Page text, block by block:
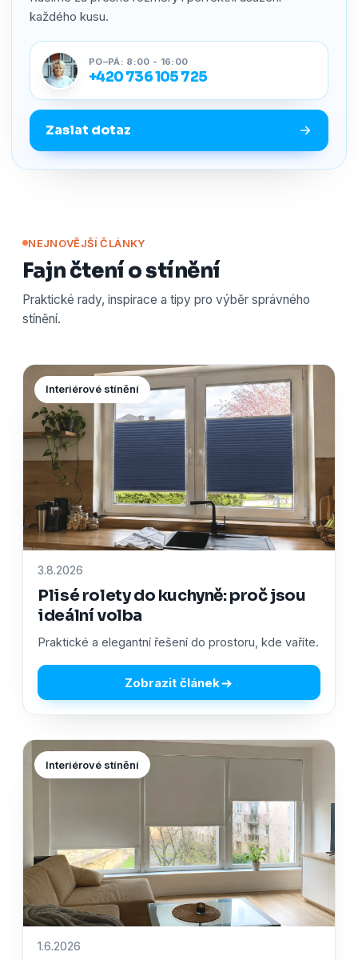
každého kusu.
PO–PÁ: 8:00 - 16:00
+420 736 105 725
Zaslat dotaz
NEJNOVĚJŠÍ ČLÁNKY
Fajn čtení o stínění
Praktické rady, inspirace a tipy pro výběr správného
stínění.
Interiérové stínění
3.8.2026
Plisé rolety do kuchyně: proč jsou
ideální volba
Praktické a elegantní řešení do prostoru, kde vaříte.
Zobrazit článek
Interiérové stínění
1.6.2026